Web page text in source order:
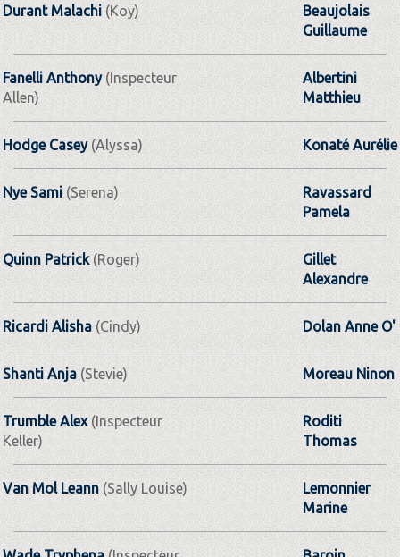
Durant Malachi(Koy)
Beaujolais
Guillaume
Fanelli Anthony(Inspecteur
Allen)
Albertini
Matthieu
Hodge Casey(Alyssa) Konaté Aurélie
Nye Sami(Serena)
Ravassard
Pamela
Quinn Patrick(Roger)
Gillet
Alexandre
Ricardi Alisha(Cindy) Dolan Anne O'
Shanti Anja(Stevie) Moreau Ninon
Trumble Alex(Inspecteur
Keller)
Roditi
Thomas
Van Mol Leann(Sally Louise)
Lemonnier
Marine